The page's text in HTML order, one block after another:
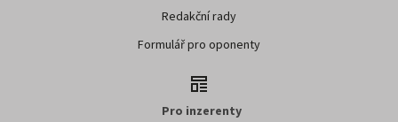
Redakční rady
Formulář pro oponenty
Pro inzerenty